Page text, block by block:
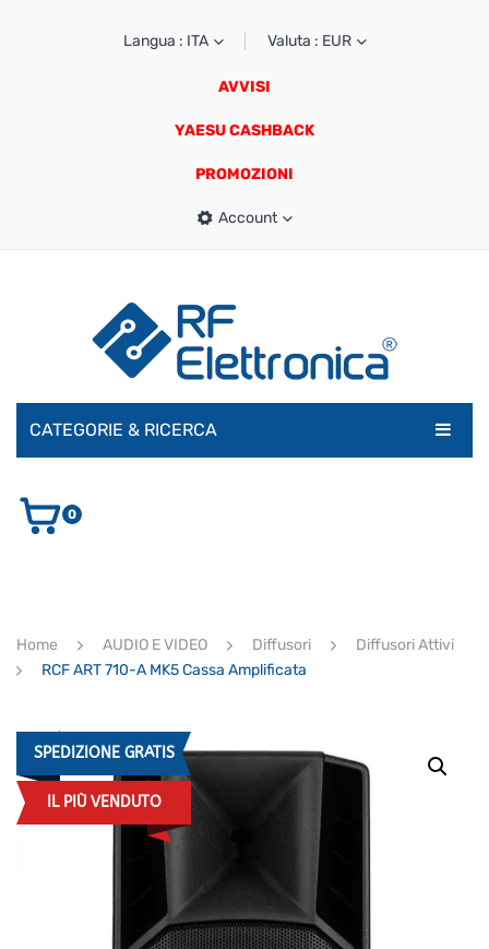
Langua : ITA Valuta : EUR
AVVISI
YAESU CASHBACK
PROMOZIONI
Account
CATEGORIE & RICERCA
AUDIO E VIDEO
ULTIMI ARRIVI
0
Home AUDIO E VIDEO Diffusori
Diffusori Attivi
RCF ART 710-A MK5 Cassa Amplificata
SPEDIZIONE GRATIS
IL PIÙ VENDUTO